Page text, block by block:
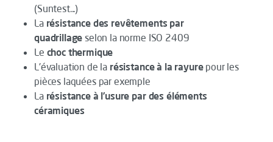
(Suntest...)
Larésistance des revêtements par
quadrillageselon la norme ISO 2409
Le choc thermique
L'évaluation de la résistance à la rayurepour les
pièces laquées par exemple
La résistance à l’usure par des éléments
céramiques